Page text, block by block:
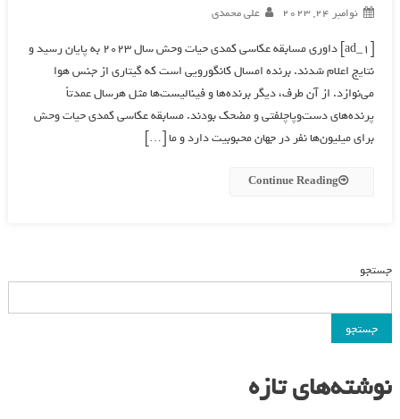
نوامبر 24, 2023 علی محمدی
[ad_1] داوری مسابقه عکاسی کمدی حیات وحش سال 2023 به پایان رسید و
نتایج اعلام شدند. برنده امسال کانگورویی است که گیتاری از جنس هوا
می‌نوازد. از آن طرف، دیگر برنده‌ها و فینالیست‌ها مثل هرسال عمدتاً
پرنده‌های دست‌وپاچلفتی و مضحک بودند. مسابقه عکاسی کمدی حیات وحش
برای میلیون‌ها نفر در جهان محبوبیت دارد و ما […]
Continue Reading
جستجو
جستجو
نوشته‌های تازه